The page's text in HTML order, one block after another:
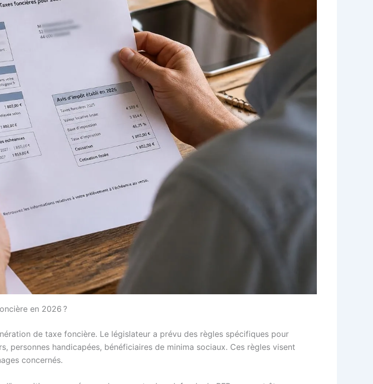
en 2026 ?
de taxe foncière. Le législateur a prévu des règles spécifiques pour
personnes handicapées, bénéficiaires de minima sociaux. Ces règles visent
concernés.